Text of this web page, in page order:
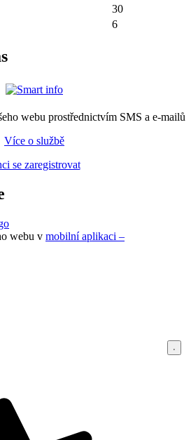
30
6
webu prostřednictvím SMS a e-mailů
Více o službě
se zaregistrovat
webu v mobilní aplikaci –